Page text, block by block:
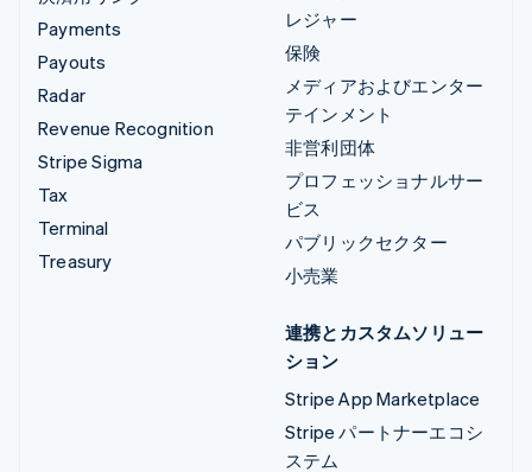
Payments
Payouts
Radar
Revenue Recognition
Stripe Sigma
Tax
Terminal
Treasury
レジャー
保険
メディアおよびエンター
テインメント
非営利団体
プロフェッショナルサー
ビス
パブリックセクター
小売業
連携とカスタムソリュー
ション
Stripe App Marketplace
Stripe パートナーエコシ
ステム